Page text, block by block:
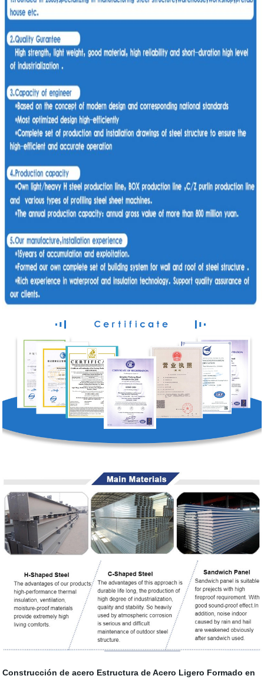
Construcción de acero Estructura de Acero Ligero Formado en